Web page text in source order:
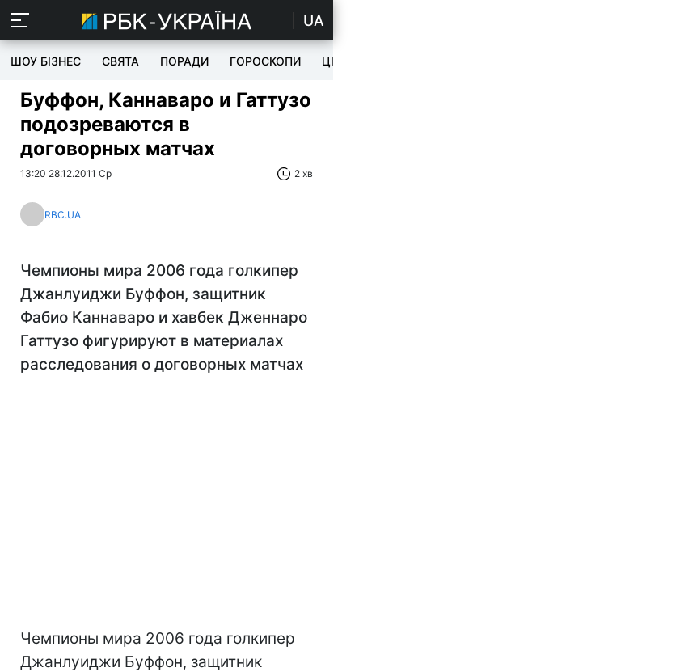
UA
ШОУ БІЗНЕС СВЯТА ПОРАДИ ГОРОСКОПИ ЦІКАВЕ
Буффон, Каннаваро и Гаттузо
подозреваются в
договорных матчах
13:20 28.12.2011 Ср 2 хв
RBC.UA
Чемпионы мира 2006 года голкипер
Джанлуиджи Буффон, защитник
Фабио Каннаваро и хавбек Дженнаро
Гаттузо фигурируют в материалах
расследования о договорных матчах
Чемпионы мира 2006 года голкипер
Джанлуиджи Буффон, защитник